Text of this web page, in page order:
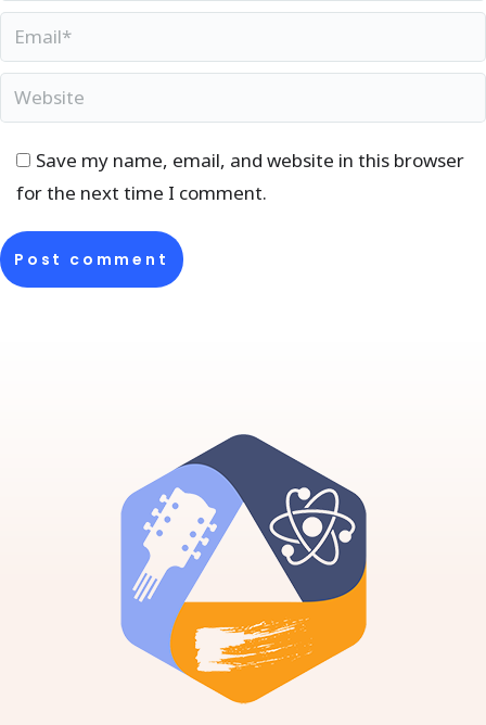
Email *
Website
Save my name, email, and website in this browser
for the next time I comment.
Post comment